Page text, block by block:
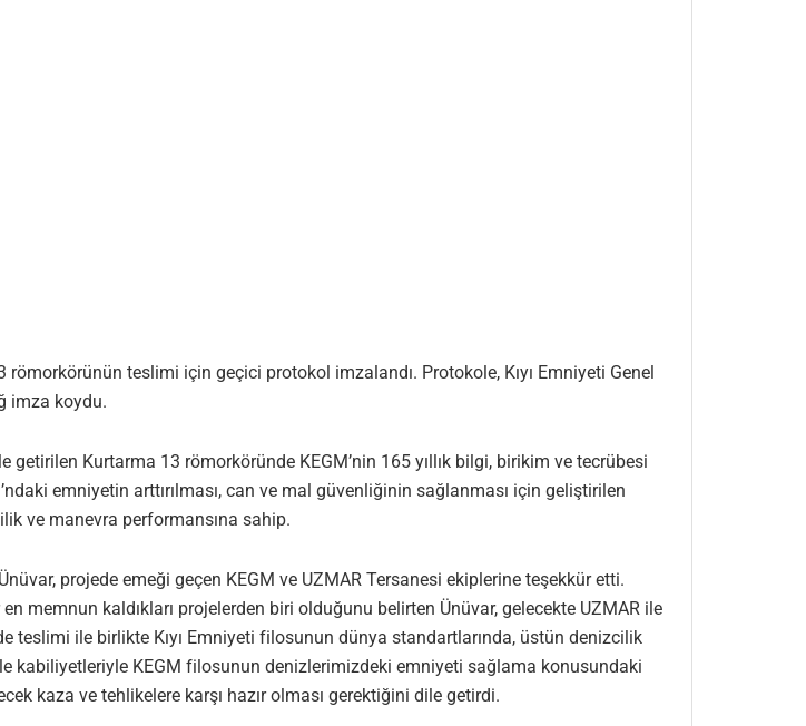
teslimi için geçici protokol imzalandı. Protokole, Kıyı Emniyeti Genel
imza koydu.
getirilen Kurtarma 13 römorköründe KEGM’nin 165 yıllık bilgi, birikim ve tecrübesi
emniyetin arttırılması, can ve mal güvenliğinin sağlanması için geliştirilen
ve manevra performansına sahip.
projede emeği geçen KEGM ve UZMAR Tersanesi ekiplerine teşekkür etti.
memnun kaldıkları projelerden biri olduğunu belirten Ünüvar, gelecekte UZMAR ile
ile birlikte Kıyı Emniyeti filosunun dünya standartlarında, üstün denizcilik
kabiliyetleriyle KEGM filosunun denizlerimizdeki emniyeti sağlama konusundaki
kaza ve tehlikelere karşı hazır olması gerektiğini dile getirdi.